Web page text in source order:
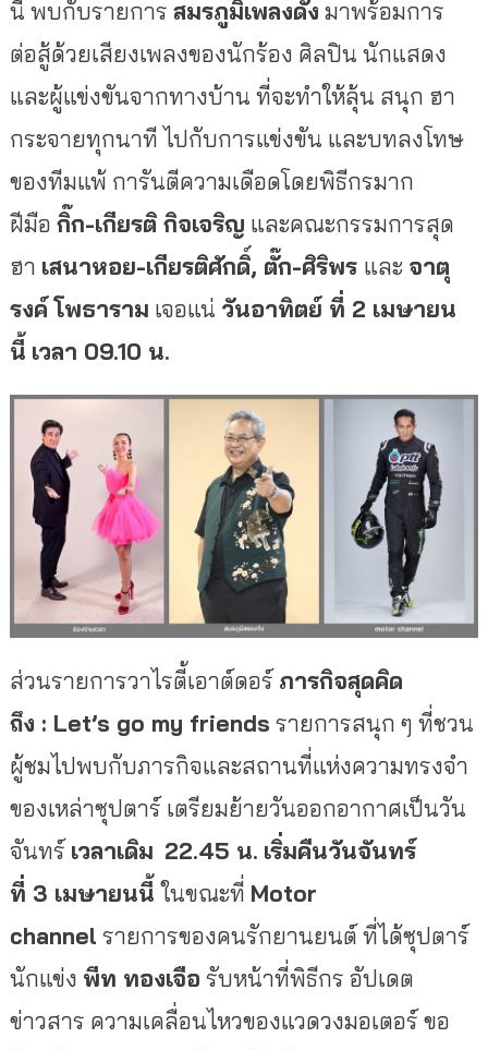
นี้ พบกับรายการ สมรภูมิเพลงดัง มาพร้อมการ
ต่อสู้ด้วยเสียงเพลงของนักร้อง ศิลปิน นักแสดง
และผู้แข่งขันจากทางบ้าน ที่จะทำให้ลุ้น สนุก ฮา
กระจายทุกนาที ไปกับการแข่งขัน และบทลงโทษ
ของทีมแพ้ การันตีความเดือดโดยพิธีกรมาก
ฝีมือ กิ๊ก-เกียรติ กิจเจริญ และคณะกรรมการสุด
ฮา เสนาหอย-เกียรติศักดิ์, ตั๊ก-ศิริพร และ จาตุ
รงค์ โพธาราม เจอแน่ วันอาทิตย์ ที่ 2 เมษายน
นี้ เวลา 09.10 น.
ส่วนรายการวาไรตี้เอาต์ดอร์ ภารกิจสุดคิด
ถึง : Let’s go my friends รายการสนุก ๆ ที่ชวน
ผู้ชมไปพบกับภารกิจและสถานที่แห่งความทรงจำ
ของเหล่าซุปตาร์ เตรียมย้ายวันออกอากาศเป็นวัน
จันทร์ เวลาเดิม 22.45 น. เริ่มคืนวันจันทร์
ที่ 3 เมษายนนี้ในขณะที่ Motor
channel รายการของคนรักยานยนต์ ที่ได้ซุปตาร์
นักแข่ง พีท ทองเจือ รับหน้าที่พิธีกร อัปเดต
ข่าวสาร ความเคลื่อนไหวของแวดวงมอเตอร์ ขอ